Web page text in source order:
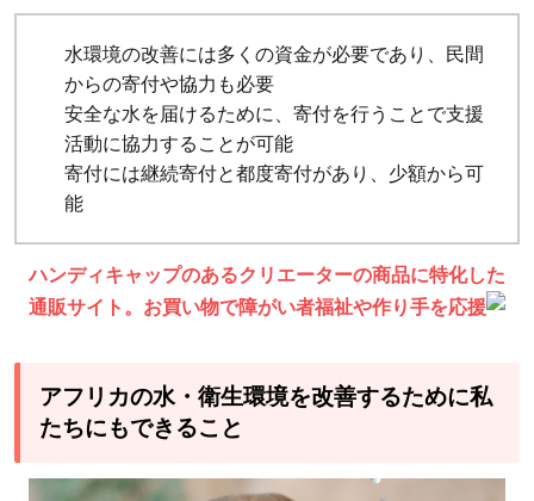
水環境の改善には多くの資金が必要であり、民間
からの寄付や協力も必要
安全な水を届けるために、寄付を行うことで支援
活動に協力することが可能
寄付には継続寄付と都度寄付があり、少額から可
能
ハンディキャップのあるクリエーターの商品に特化した
通販サイト。お買い物で障がい者福祉や作り手を応援
アフリカの水・衛生環境を改善するために私
たちにもできること